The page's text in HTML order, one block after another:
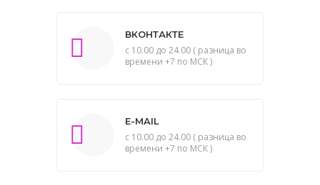
ВКОНТАКТЕ
с 10.00 до 24.00 ( разница во
времени +7 по МСК )
E-MAIL
с 10.00 до 24.00 ( разница во
времени +7 по МСК )